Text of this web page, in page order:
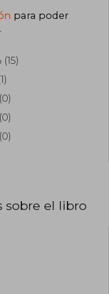
para poder
.
sobre el libro